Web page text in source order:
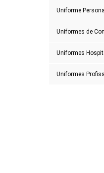
Uniforme
Uniformes de
Uniformes
Uniformes